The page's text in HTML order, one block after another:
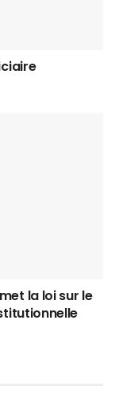
la loi sur le